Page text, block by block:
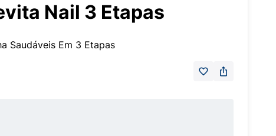
Nail 3 Etapas
Saudáveis Em 3 Etapas